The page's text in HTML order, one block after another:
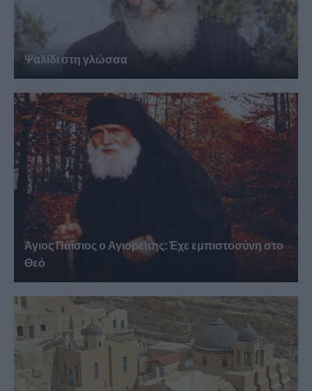
Ψαλίδι στη γλώσσα
Άγιος Παΐσιος ο Αγιορείτης: Ἐχε εμπιστοσύνη στο
Θεό